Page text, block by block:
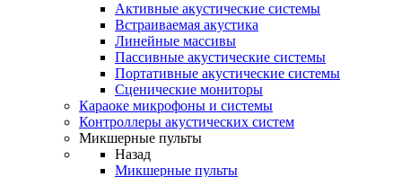
Активные акустические системы
Встраиваемая акустика
Линейные массивы
Пассивные акустические системы
Портативные акустические системы
Сценические мониторы
Караоке микрофоны и системы
Контроллеры акустических систем
Микшерные пульты
Назад
Микшерные пульты